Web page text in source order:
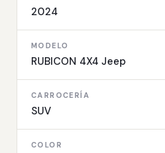
2024
MODELO
RUBICON 4X4 Jeep
CARROCERÍA
SUV
COLOR